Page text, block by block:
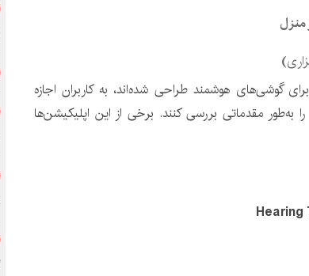
)
گوشی‌های هوشمند طراحی شده‌اند، به کاربران اجازه
مقدماتی بررسی کنند. برخی از این اپلیکیشن‌ها